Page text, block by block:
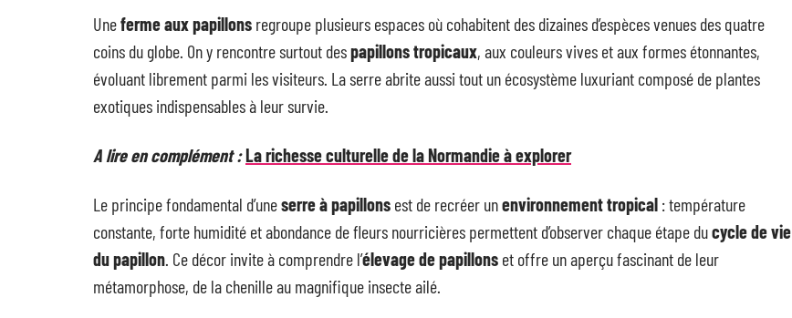
Uneferme aux papillons regroupe plusieurs espaces où cohabitent des dizaines d’espèces venues des quatre
coins du globe. On y rencontre surtout despapillons tropicaux, aux couleurs vives et aux formes étonnantes,
évoluant librement parmi les visiteurs. La serre abrite aussi tout un écosystème luxuriant composé de plantes
exotiques indispensables à leur survie.
A lire en complément :La richesse culturelle de la Normandie à explorer
Le principe fondamental d’uneserre à papillons est de recréer unenvironnement tropical : température
constante, forte humidité et abondance de fleurs nourricières permettent d’observer chaque étape ducycle de vie
du papillon. Ce décor invite à comprendre l’élevage de papillons et offre un aperçu fascinant de leur
métamorphose, de la chenille au magnifique insecte ailé.